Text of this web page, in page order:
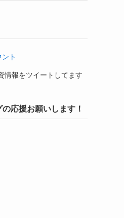
ト
情報をツイートしてます
応援お願いします！